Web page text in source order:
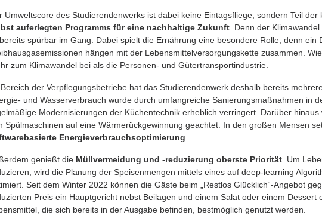
Umweltscore des Studierendenwerks ist dabei keine Eintagsfliege, sondern Teil
auferlegten Programms für eine nachhaltige Zukunft . Denn der
spürbar im Gang. Dabei spielt die Ernährung eine besondere Rolle, denn ein
hängen mit der Lebensmittelversorgungskette zusammen.
zum Klimawandel bei als die Personen- und Gütertransportindustrie.
der Verpflegungsbetriebe hat das Studierendenwerk deshalb bereits
und Wasserverbrauch wurde durch umfangreiche Sanierungsmaßnahmen in
Modernisierungen der Küchentechnik erheblich verringert. Darüber
Spülmaschinen auf eine Wärmerückgewinnung geachtet. In den großen Mensen
Energieverbrauchsoptimierung
genießt die Müllvermeidung und -reduzierung oberste Priorität . Um
wird die Planung der Speisenmengen mittels eines auf deep-learning
Seit dem Winter 2022 können die Gäste beim „Restlos Glücklich“-Angebot
Preis ein Hauptgericht nebst Beilagen und einem Salat oder einem Dessert
die sich bereits in der Ausgabe befinden, bestmöglich genutzt werden.